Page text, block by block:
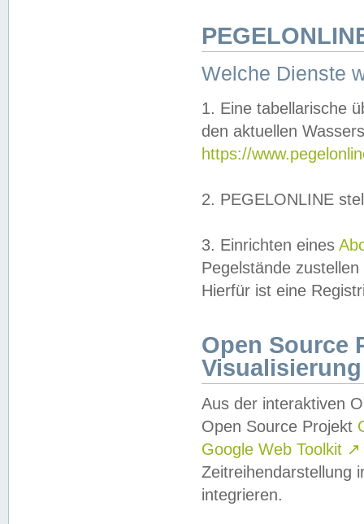
Welche Dienste
1. Eine tabellarische
den aktuellen
https://
2. PEGELONLINE
3. Einrichten eines
Pegelstände
Hierfür ist eine
Open Source
Visualisierung
Aus der interaktiven
Open Source Projekt
Google Web Toolkit ↗
Zeitreihendarstellung
integrieren.